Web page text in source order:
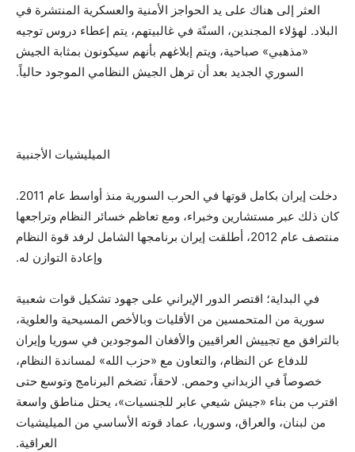
العثر إلى هناك على يد الحواجز الأمنية والعسكرية المنتشرة في
البلاد. لهؤلاء المجندين، السنّة في غالبيتهم، يتم إعطاء دروس توجيه
«مذهبي» صباحية، ويتم إبلاغهم بأنهم سيكونون بمثابة الجيش
السوري الجديد بعد أن ترهل الجيش النظامي الموجود حالياً.
الميليشيات الأجنبية
دخلت إيران بكامل قوتها في الحرب السورية منذ أواسط عام 2011.
كان ذلك عبر مستشارين وخبراء، ومع تعاظم خسائر النظام وتراجعها
منتصف عام 2012، أطلقت إيران برنامجها الشامل لرفد قوة النظام
وإعادة التوازن له.
في البداية؛ اقتصر الدور الإيراني على جهود تشكيل قوات شعبية
سورية من المتحمسين من الأقليات وبالأخص المسيحية والعلوية،
بالترافق مع تجييش العراقيين والأفغان الموجودين في سوريا وإيران
للدفاع عن النظام، والتعاون مع «حزب الله» لمساندة النظام،
خصوصاً في الزبداني وحمص. لاحقاً، تضخم البرنامج وتوسع حتى
اقترب من بناء «جيش شيعي عابر للجنسيات»، يحتل مناطق واسعة
من لبنان، والعراق، وسوريا، عماد قوته الأساسي من الميليشيات
العراقية.